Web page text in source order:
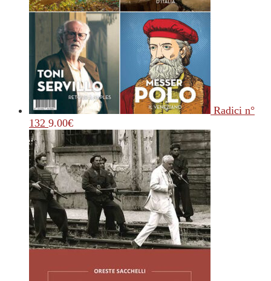
Radici n°
132 9.00€